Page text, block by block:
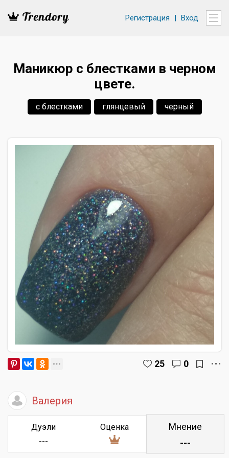
Регистрация | Вход
Маникюр с блестками в черном
цвете.
с блестками глянцевый черный
25 0
Валерия
Дуэли
---
Оценка Мнение
---